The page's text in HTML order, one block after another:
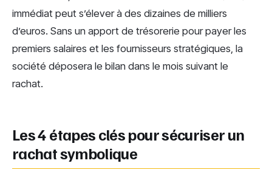
immédiat peut s’élever à des dizaines de milliers
d’euros. Sans un apport de trésorerie pour payer les
premiers salaires et les fournisseurs stratégiques, la
société déposera le bilan dans le mois suivant le
rachat.
Les 4 étapes clés pour sécuriser un
rachat symbolique